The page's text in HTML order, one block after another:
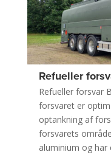
Refueller
Refueller forsvar
forsvaret er
optankning af
forsvarets
aluminium og